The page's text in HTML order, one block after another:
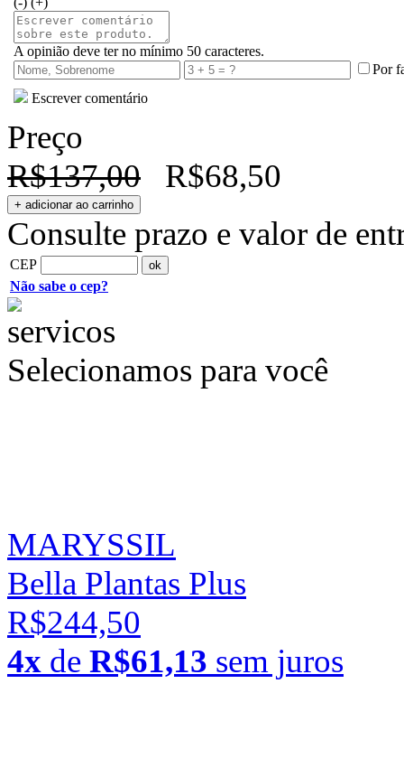
A opinião deve ter no mínimo 50 caracteres.
Por
Escrever comentário
Preço
R$137,00
R$68,50
Consulte prazo e valor de
CEP
Não sabe o cep?
Selecionamos para você
MARYSSIL
Bella Plantas Plus
R$244,50
4x de R$61,13 sem juros